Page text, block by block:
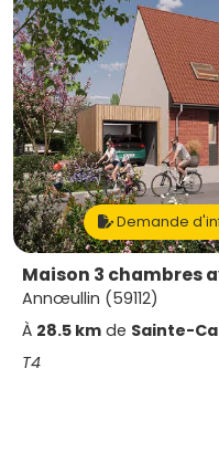
Demande
Maison 3 chambres
Annœullin (59112)
À 28.5 km de Sainte-
T4